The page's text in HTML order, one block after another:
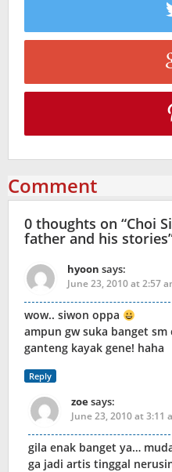
Comment
0 thoughts on “Choi
father and his stories
hyoon says:
June 23, 2010 at 2:57
wow.. siwon oppa
ampun gw suka banget
ganteng kayak gene! haha
Reply
zoesays:
June 23, 2010 at 3:11
gila enak banget ya…
ga jadi artis tinggal